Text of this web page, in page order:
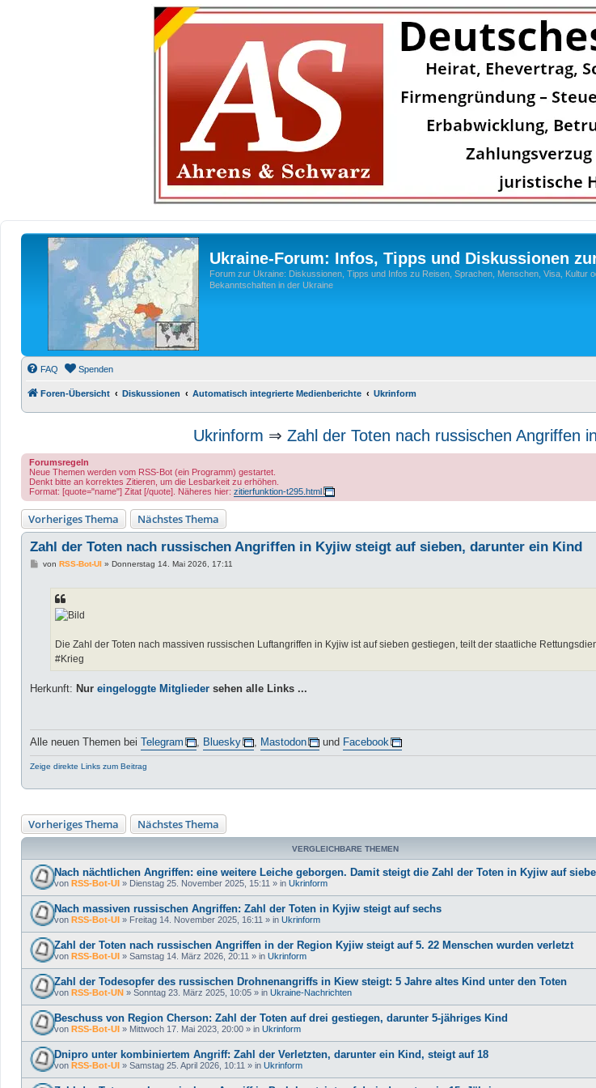
Ukraine-Forum: Infos, Tipps und Diskussionen
Forum zur Ukraine: Diskussionen, Tipps und Infos zu Reisen, Sprachen, Menschen, Visa, Kultur
Bekanntschaften in der Ukraine
FAQ Spenden
Foren-Übersicht Diskussionen Automatisch integrierte Medienberichte Ukrinform
Ukrinform ⇒ Zahl der Toten nach russischen Angriffen
Forumsregeln
Neue Themen werden vom RSS-Bot (ein Programm) gestartet.
Denkt bitte an korrektes Zitieren, um die Lesbarkeit zu erhöhen.
Format: [quote="name"] Zitat [/quote]. Näheres hier: zitierfunktion-t295.html
Vorheriges Thema Nächstes Thema
Zahl der Toten nach russischen Angriffen in Kyjiw steigt auf sieben, darunter ein Kind
Bvon RSS-Bot-UI» Donnerstag 14. Mai 2026, 17:11
Die Zahl der Toten nach massiven russischen Luftangriffen in Kyjiw ist auf sieben gestiegen, teilt der staatliche
#Krieg
Herkunft: Nur eingeloggte Mitglieder sehen alle Links ...
Alle neuen Themen bei Telegram Bluesky Mastodon und Facebook
Zeige direkte Links zum Beitrag
Vorheriges Thema Nächstes Thema
VERGLEICHBARE THEMEN
Nach nächtlichen Angriffen: eine weitere Leiche geborgen. Damit steigt die Zahl der Toten in Kyjiw auf
von RSS-Bot-UI » Dienstag 25. November 2025, 15:11 » in Ukrinform
Nach massiven russischen Angriffen: Zahl der Toten in Kyjiw steigt auf sechs
von RSS-Bot-UI » Freitag 14. November 2025, 16:11 » in Ukrinform
Zahl der Toten nach russischen Angriffen in der Region Kyjiw steigt auf 5. 22 Menschen wurden verletzt
von RSS-Bot-UI » Samstag 14. März 2026, 20:11 » in Ukrinform
Zahl der Todesopfer des russischen Drohnenangriffs in Kiew steigt: 5 Jahre altes Kind unter den Toten
von RSS-Bot-UN » Sonntag 23. März 2025, 10:05 » in Ukraine-Nachrichten
Beschuss von Region Cherson: Zahl der Toten auf drei gestiegen, darunter 5-jähriges Kind
von RSS-Bot-UI » Mittwoch 17. Mai 2023, 20:00 » in Ukrinform
Dnipro unter kombiniertem Angriff: Zahl der Verletzten, darunter ein Kind, steigt auf 18
von RSS-Bot-UI » Samstag 25. April 2026, 10:11 » in Ukrinform